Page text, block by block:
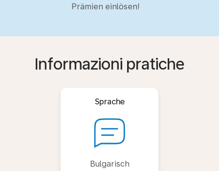
Prämien einlösen!
Informazioni pratiche
Sprache
Bulgarisch